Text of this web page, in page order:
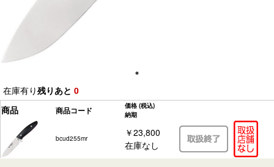
在庫有り残りあと 0
商品
商品コード 価格 (税込)
納期
bcud255mr
￥23,800
在庫なし